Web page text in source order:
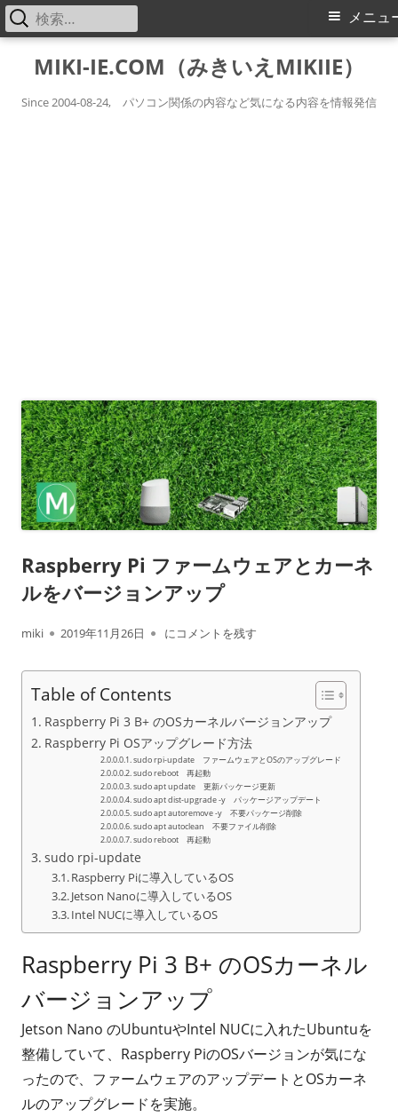
MIKI-IE.COM（みきいえMIKIIE）
Since 2004-08-24, パソコン関係の内容など気になる内容を情報発信
メ
メニュ
検
索:
Raspberry Pi ファームウェアとカーネ
ルをバージョンアップ
作
miki
公
日
2019年11月26日 Raspberry Pi ファームウェアとカーネルをバ
にコメントを残す
Table of Contents
Raspberry Pi 3 B+ のOSカーネルバージョンアップ
Raspberry Pi OSアップグレード方法
sudo rpi-update ファームウェアとOSのアップグレード
sudo reboot 再起動
sudo apt update 更新パッケージ更新
sudo apt dist-upgrade -y パッケージアップデート
sudo apt autoremove -y 不要パッケージ削除
sudo apt autoclean 不要ファイル削除
sudo reboot 再起動
sudo rpi-update
Raspberry Piに導入しているOS
Jetson Nanoに導入しているOS
Intel NUCに導入しているOS
Raspberry Pi 3 B+ のOSカーネル
バージョンアップ
Jetson Nano のUbuntuやIntel NUCに入れたUbuntuを
整備していて、Raspberry PiのOSバージョンが気にな
ったので、ファームウェアのアップデートとOSカーネ
ルのアップグレードを実施。